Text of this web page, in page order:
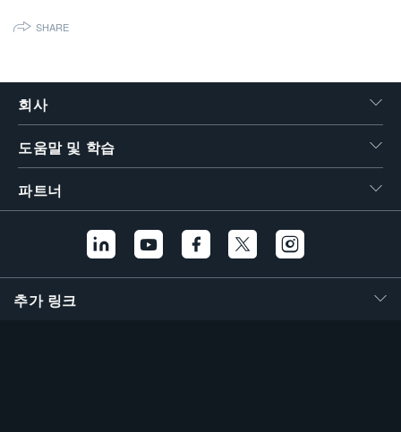
SHARE
회사
도움말 및 학습
파트너
추가 링크